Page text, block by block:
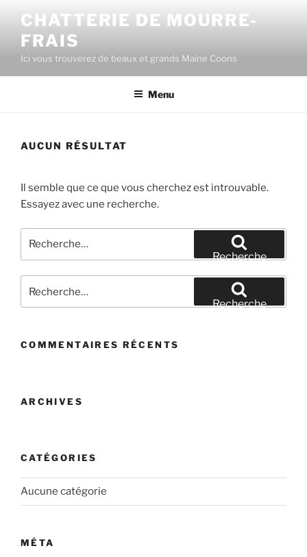
contenu
principal
CHATTERIE DE MOURRE-
FRAIS
Ici vous trouverez de beaux et grands Maine Coons
Menu
AUCUN RÉSULTAT
Il semble que ce que vous cherchez est introuvable.
Essayez avec une recherche.
pour
Recherche
pour
Recherche
COMMENTAIRES RÉCENTS
ARCHIVES
CATÉGORIES
Aucune catégorie
MÉTA